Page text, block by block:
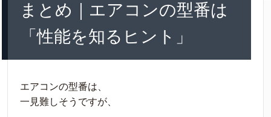
まとめ｜エアコンの型番は
「性能を知るヒント」
エアコンの型番は、
一見難しそうですが、